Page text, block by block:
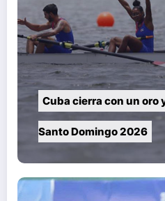
Cuba cierra con un oro
Santo Domingo 2026